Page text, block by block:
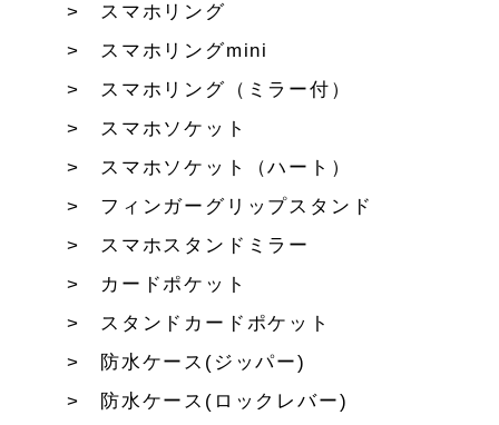
スマホリング
スマホリングmini
スマホリング（ミラー付）
スマホソケット
スマホソケット（ハート）
フィンガーグリップスタンド
スマホスタンドミラー
カードポケット
スタンドカードポケット
防水ケース(ジッパー)
防水ケース(ロックレバー)